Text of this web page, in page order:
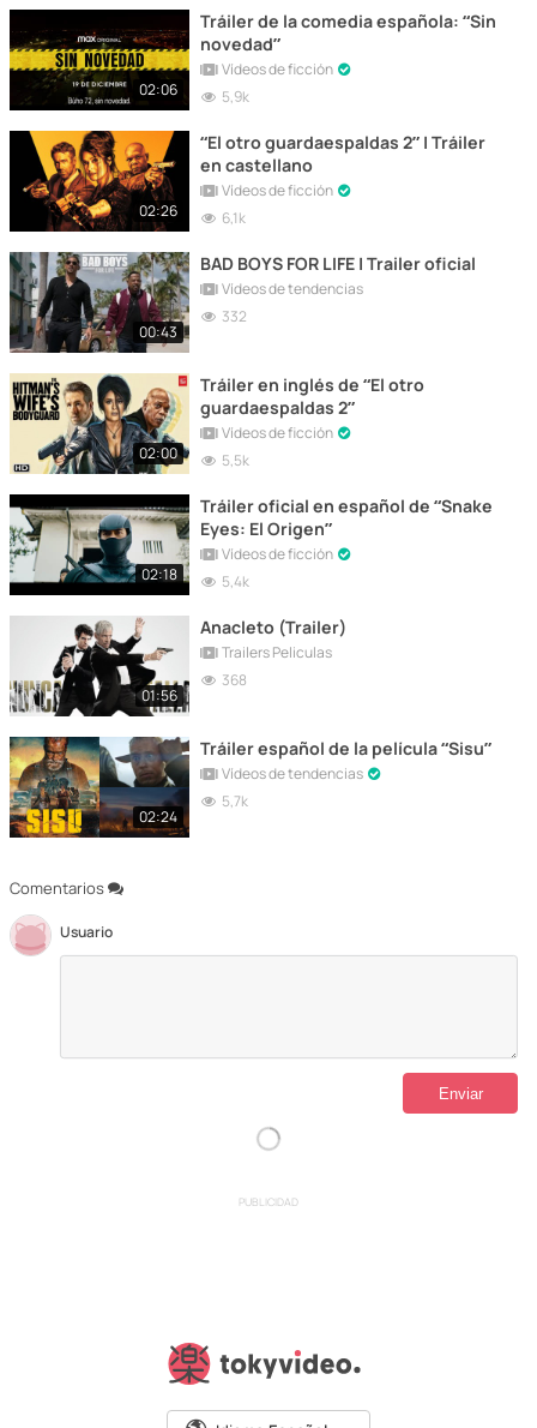
Comentarios
Usuario
02:06
Tráiler de la comedia española: “Sin
novedad”
Vídeos de ficción
5,9k
02:26
“El otro guardaespaldas 2” | Tráiler
en castellano
Vídeos de ficción
6,1k
00:43
BAD BOYS FOR LIFE | Trailer oficial
Vídeos de tendencias
332
02:00
Tráiler en inglés de “El otro
guardaespaldas 2”
Vídeos de ficción
5,5k
02:18
Tráiler oficial en español de “Snake
Eyes: El Origen”
Vídeos de ficción
5,4k
01:56
Anacleto (Trailer)
Trailers Peliculas
368
02:24
Tráiler español de la película “Sisu”
Vídeos de tendencias
5,7k
PUBLICIDAD